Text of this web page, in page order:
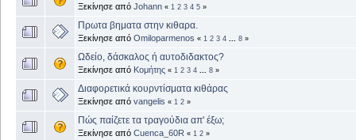
Ξεκίνησε από Johann « 1 2 3 4 5 »
Πρωτα βηματα στην κιθαρα.
Ξεκίνησε από Omiloparmenos « 1 2 3 4 8 »
Ωδείο, δάσκαλος ή αυτοδιδακτος?
Ξεκίνησε από Κομήτης « 1 2 3 4 8 »
Διαφορετικά κουρντίσματα κιθάρας
Ξεκίνησε από vangelis « 1 2 »
Πώς παίζετε τα τραγούδια απ' έξω;
Ξεκίνησε από Cuenca_60R « 1 2 »